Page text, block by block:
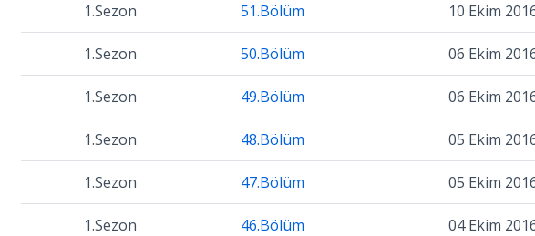
1.Sezon 51.Bölüm 10 Ekim
1.Sezon 50.Bölüm 06 Ekim
1.Sezon 49.Bölüm 06 Ekim
1.Sezon 48.Bölüm 05 Ekim
1.Sezon 47.Bölüm 05 Ekim
1.Sezon 46.Bölüm 04 Ekim